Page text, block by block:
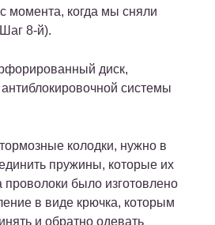
момента, когда мы сняли
8-й).
диск,
системы
колодки, нужно в
пружины, которые их
проволоки было изготовлено
в виде крючка, которым
и обратно одевать